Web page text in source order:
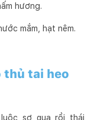
hương.
mắm, hạt nêm.
thủ tai heo
sơ qua rồi thái